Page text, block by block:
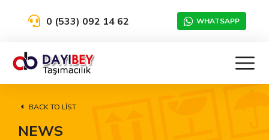
0 (533) 092 14 62 WHATSAPP
BACK TO LIST
NEWS